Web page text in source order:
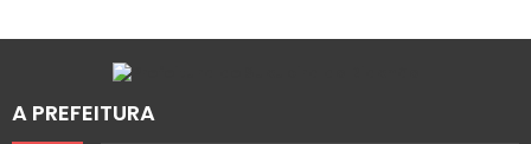
A PREFEITURA